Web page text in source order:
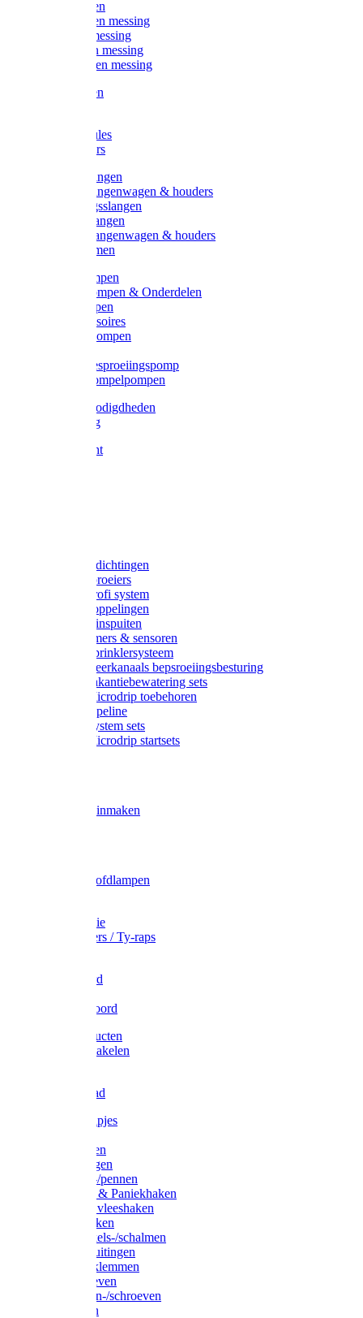
Kogelkranen
Koppelingen messing
Sproeiers messing
Tuinspuiten messing
Slangstukken messing
Handspuiten
Kunststoftules
Regenmeters
Overige slangen
Overige slangenwagen & houders
Beregeningsslangen
Gardena slangen
Gardena slangenwagen & houders
Slangklemmen
Leader pompen
Zwengelpompen & Onderdelen
Ebara pompen
Pompaccessoires
Excellent pompen
Gardena besproeiingspomp
Gardena dompelpompen
Tyleen benodigdheden
Tyleenslang
Lange bocht
Gardena afdichtingen
Gardena sproeiers
Gardena Profi system
Gardena koppelingen
Gardena tuinspuiten
Gardena timers & sensoren
Gardena Sprinklersysteem
Gardena meerkanaals bepsroeiingsbesturing
Gardena vakantiebewatering sets
Gardena Microdrip toebehoren
Gardena Pipeline
Gardena System sets
Gardena Microdrip startsets
Wecken & inmaken
Zak- & Hoofdlampen
Tape en folie
Kabelbinders / Ty-raps
Metselkoord
Elastisch koord
Afdekproducten
Heffen en takelen
Waslijndraad
Simplexknipjes
Sleutelringen
Gelaste ringen
Borgveren-/pennen
Musketons & Paniekhaken
S-haken & vleeshaken
Karabijnhaken
Noodschakels-/schalmen
Harp-/D-sluitingen
Staaldraadklemmen
Spanschroeven
Ringmoeren-/schroeven
Puntkousen